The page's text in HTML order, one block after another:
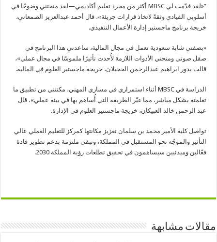
“«لقد قدّمت لي MBSC أكثر من مجرد تعليم أكاديمي—لقد منحتني وضوحًا في
أسلوبي القيادي وثقةً لاتخاذ قرارات جريئة»، قال أحمد عبدالعزيز الصمعاني،
خريجة برنامج ماجستير إدارة الأعمال التنفيذي.
«بصفتي شابة سعودية تعمل في مجال المالية، ساعدني هذا البرنامج في
صقل صوتي ومنحني الأدوات اللازمة لأُحدث تأثيرًا ملموسًا في مجال عملي»،
قالت بدور ابراهيم عبدالرحمن الحجيلان، خريجة ماجستير العلوم في المالية.
الدراسة في MBSC أثناء استمراري في مساري المهني، مكنتني من تطبيق ما
تعلمته بشكل مباشر، مما غيّر الطريقة التي أُساهم بها في بيئة عملي»، قال
عبد الرحمن خالد العبيكان، خريجة ماجستير العلوم في الإدارة.
تواصل كلية الأمير محمد بن سلمان تعزيز مكانتها كمركز للتعليم العملي عالي
التأثير والموجّه نحو المستقبل في المملكة، وتبقى ملتزمة بدعم تطوير قادة
فعّالين ومبدئيين سيساهمون في تحقيق تطلعات رؤية المملكة 2030.
مقالات مشابهة